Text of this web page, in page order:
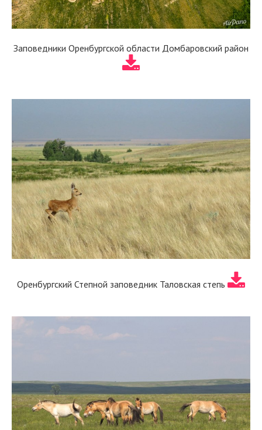
Заповедники Оренбургской области Домбаровский район
Оренбургский Степной заповедник Таловская степь